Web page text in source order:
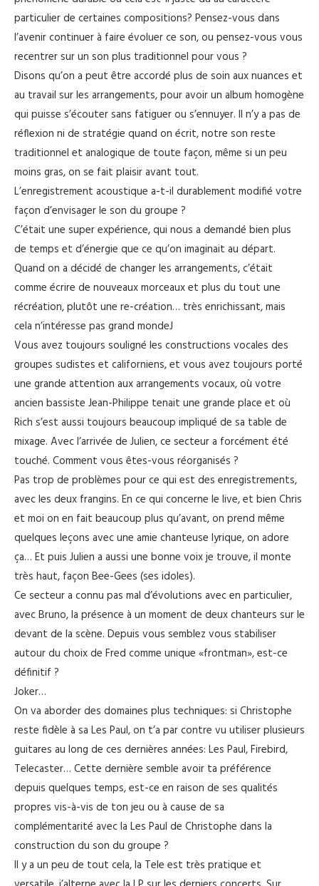
particulier de certaines compositions? Pensez-vous dans
l’avenir continuer à faire évoluer ce son, ou pensez-vous vous
recentrer sur un son plus traditionnel pour vous ?
Disons qu’on a peut être accordé plus de soin aux nuances et
au travail sur les arrangements, pour avoir un album homogène
qui puisse s’écouter sans fatiguer ou s’ennuyer. Il n’y a pas de
réflexion ni de stratégie quand on écrit, notre son reste
traditionnel et analogique de toute façon, même si un peu
moins gras, on se fait plaisir avant tout.
L’enregistrement acoustique a-t-il durablement modifié votre
façon d’envisager le son du groupe ?
C’était une super expérience, qui nous a demandé bien plus
de temps et d’énergie que ce qu’on imaginait au départ.
Quand on a décidé de changer les arrangements, c’était
comme écrire de nouveaux morceaux et plus du tout une
récréation, plutôt une re-création… très enrichissant, mais
cela n’intéresse pas grand mondeJ
Vous avez toujours souligné les constructions vocales des
groupes sudistes et californiens, et vous avez toujours porté
une grande attention aux arrangements vocaux, où votre
ancien bassiste Jean-Philippe tenait une grande place et où
Rich s’est aussi toujours beaucoup impliqué de sa table de
mixage. Avec l’arrivée de Julien, ce secteur a forcément été
touché. Comment vous êtes-vous réorganisés ?
Pas trop de problèmes pour ce qui est des enregistrements,
avec les deux frangins. En ce qui concerne le live, et bien Chris
et moi on en fait beaucoup plus qu’avant, on prend même
quelques leçons avec une amie chanteuse lyrique, on adore
ça… Et puis Julien a aussi une bonne voix je trouve, il monte
très haut, façon Bee-Gees (ses idoles).
Ce secteur a connu pas mal d’évolutions avec en particulier,
avec Bruno, la présence à un moment de deux chanteurs sur le
devant de la scène. Depuis vous semblez vous stabiliser
autour du choix de Fred comme unique «frontman», est-ce
définitif ?
Joker…
On va aborder des domaines plus techniques: si Christophe
reste fidèle à sa Les Paul, on t’a par contre vu utiliser plusieurs
guitares au long de ces dernières années: Les Paul, Firebird,
Telecaster… Cette dernière semble avoir ta préférence
depuis quelques temps, est-ce en raison de ses qualités
propres vis-à-vis de ton jeu ou à cause de sa
complémentarité avec la Les Paul de Christophe dans la
construction du son du groupe ?
Il y a un peu de tout cela, la Tele est très pratique et